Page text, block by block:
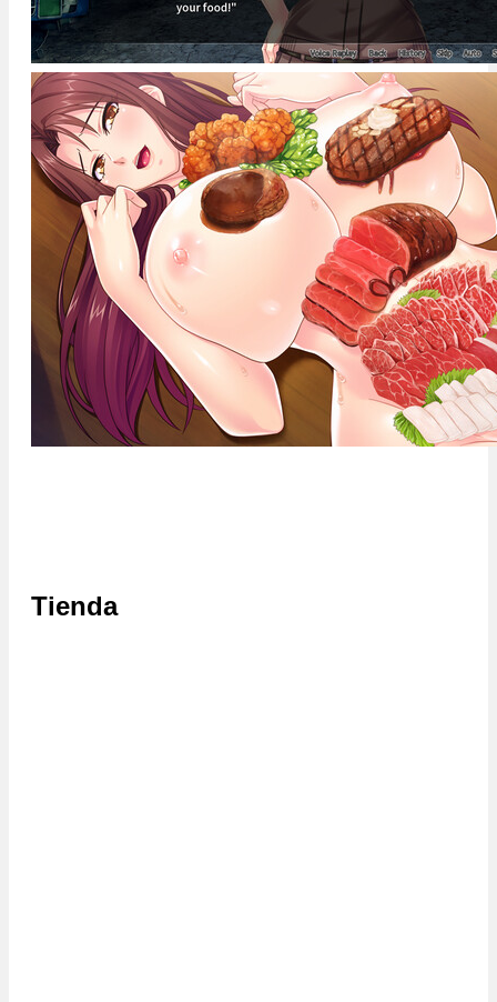
Tienda